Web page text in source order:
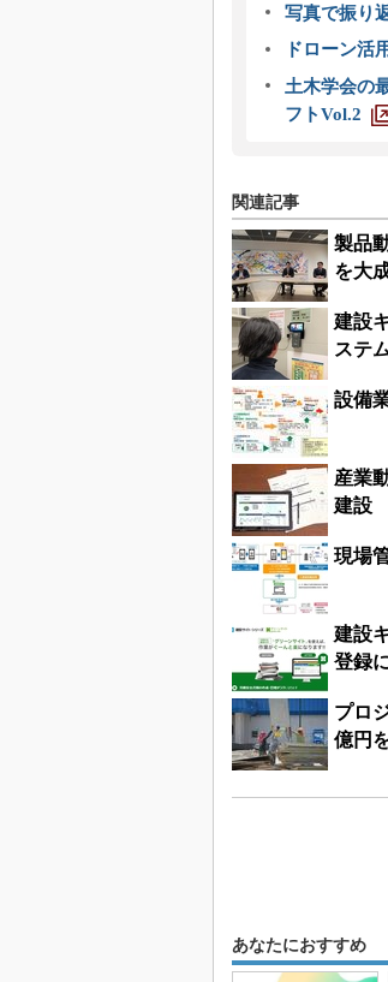
写真で振り
ドローン活
土木学会の
フトVol.2
関連記事
製品
を大
建設
ステ
設備
産業
建設
現場
建設
登録
プロ
億円
あなたにおすすめ